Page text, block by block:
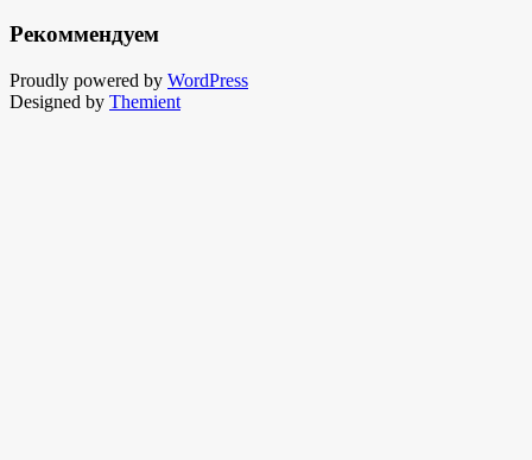
Рекоммендуем
Proudly powered by WordPress
Designed by Themient